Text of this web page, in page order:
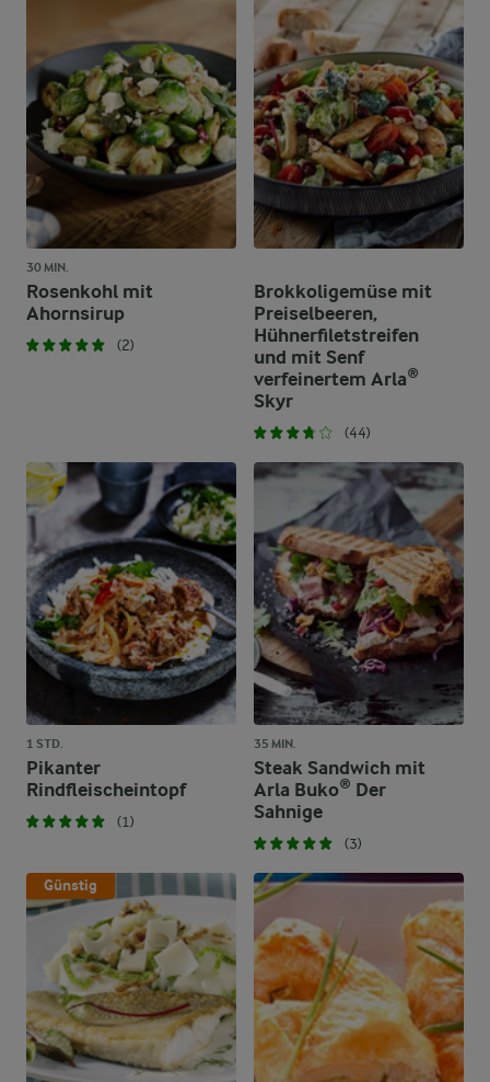
30 MIN.
Rosenkohl mit
Ahornsirup
(2)
Brokkoligemüse mit
Preiselbeeren,
Hühnerfiletstreifen
und mit Senf
verfeinertem Arla®
Skyr
(44)
1 STD.
Pikanter
Rindfleischeintopf
(1)
35 MIN.
Steak Sandwich mit
Arla Buko® Der
Sahnige
(3)
Günstig